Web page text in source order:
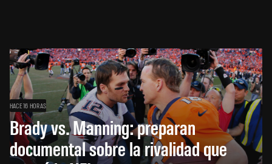
HACE 16 HORAS
Brady vs. Manning: preparan
documental sobre la rivalidad que